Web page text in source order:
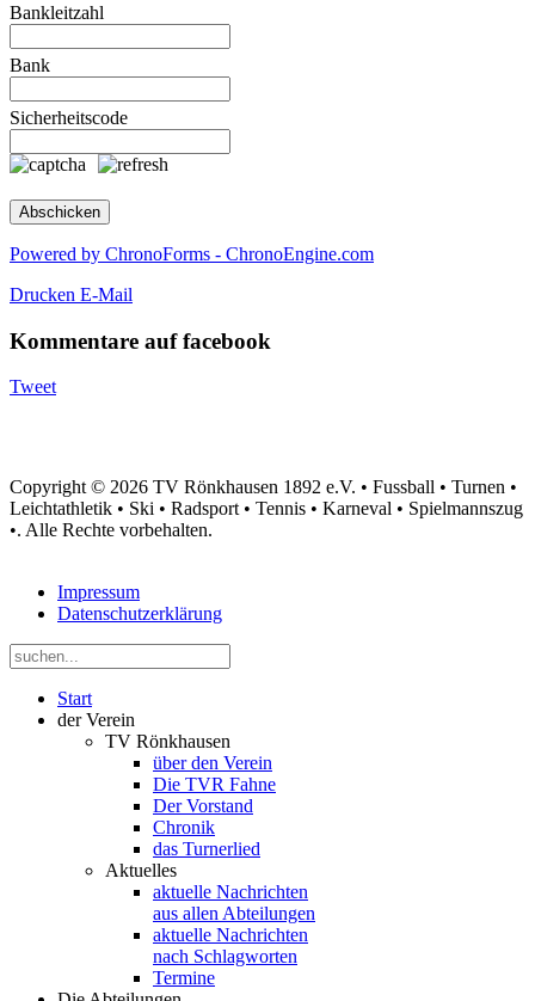
Bankleitzahl
Bank
Sicherheitscode
Powered by ChronoForms - ChronoEngine.com
Drucken E-Mail
Kommentare auf facebook
Tweet
Copyright © 2026 TV Rönkhausen 1892 e.V. • Fussball • Turnen •
Leichtathletik • Ski • Radsport • Tennis • Karneval • Spielmannszug
•. Alle Rechte vorbehalten.
Impressum
Datenschutzerklärung
Start
der Verein
TV Rönkhausen
über den Verein
Die TVR Fahne
Der Vorstand
Chronik
das Turnerlied
Aktuelles
aktuelle Nachrichten
aus allen Abteilungen
aktuelle Nachrichten
nach Schlagworten
Termine